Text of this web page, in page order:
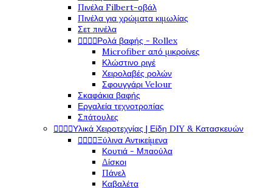
Πινέλα Filbert-οβάλ
Πινέλα για χρώματα κιμωλίας
Σετ πινέλα
Ρολά βαφής - Rollex
Microfiber από μικροίνες
Κλώστινο ριγέ
Χειρολαβές ρολών
Σφουγγάρι Velour
Σκαφάκια βαφής
Εργαλεία τεχνοτροπίας
Σπάτουλες
Υλικά Χειροτεχνίας | Είδη DIY & Κατασκευών
Ξύλινα Αντικείμενα
Κουτιά - Μπαούλα
Δίσκοι
Πάνελ
Καβαλέτα